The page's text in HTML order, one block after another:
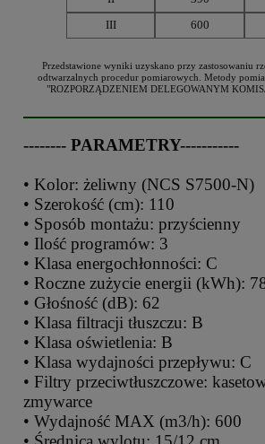
III
600
Przedstawione wyniki uzyskano przy zastosowaniu
odtwarzalnych procedur pomiarowych. Metody
"ROZPORZĄDZENIEM DELEGOWANYM
-------- PARAMETRY-----------
• Kolor: żeliwny (NCS S7500-N)
• Szerokość (cm): 110
• Sposób montażu: przyścienny
• Ilość programów: 3
• Klasa energochłonności: C
• Roczne zużycie energii (kWh):
• Głośność (dB): 62
• Klasa filtracji tłuszczu: B
• Klasa oświetlenia: B
• Klasa wydajności przepływu: C
• Filtry przeciwtłuszczowe:
zmywarce
• Wydajność MAX (m3/h): 600